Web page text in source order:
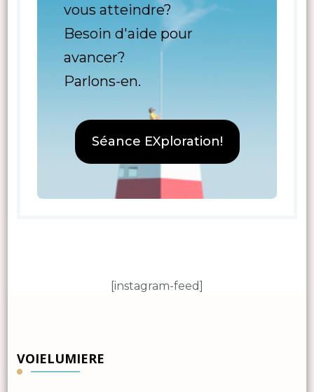
vous atteindre?
Besoin d'aide pour
avancer?
Parlons-en.
Séance EXploration!
[instagram-feed]
VOIELUMIERE